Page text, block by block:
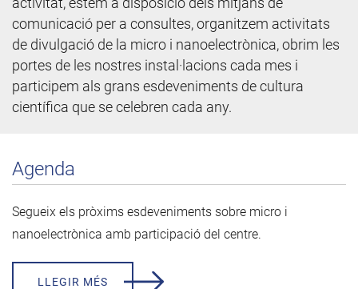
comunicació per a consultes, organitzem activitats
de divulgació de la micro i nanoelectrònica, obrim les
portes de les nostres instal·lacions cada mes i
participem als grans esdeveniments de cultura
científica que se celebren cada any.
Agenda
Segueix els pròxims esdeveniments sobre micro i
nanoelectrònica amb participació del centre.
LLEGIR MÉS